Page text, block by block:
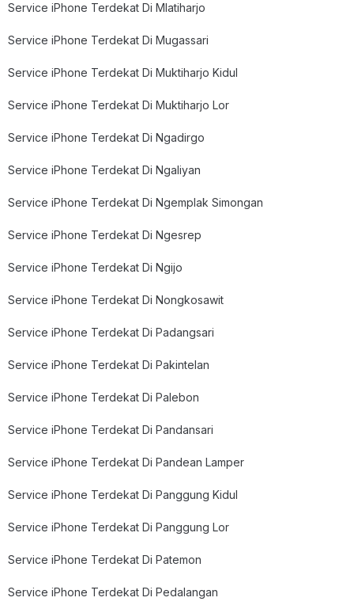
Service iPhone Terdekat Di Mlatiharjo
Service iPhone Terdekat Di Mugassari
Service iPhone Terdekat Di Muktiharjo Kidul
Service iPhone Terdekat Di Muktiharjo Lor
Service iPhone Terdekat Di Ngadirgo
Service iPhone Terdekat Di Ngaliyan
Service iPhone Terdekat Di Ngemplak Simongan
Service iPhone Terdekat Di Ngesrep
Service iPhone Terdekat Di Ngijo
Service iPhone Terdekat Di Nongkosawit
Service iPhone Terdekat Di Padangsari
Service iPhone Terdekat Di Pakintelan
Service iPhone Terdekat Di Palebon
Service iPhone Terdekat Di Pandansari
Service iPhone Terdekat Di Pandean Lamper
Service iPhone Terdekat Di Panggung Kidul
Service iPhone Terdekat Di Panggung Lor
Service iPhone Terdekat Di Patemon
Service iPhone Terdekat Di Pedalangan